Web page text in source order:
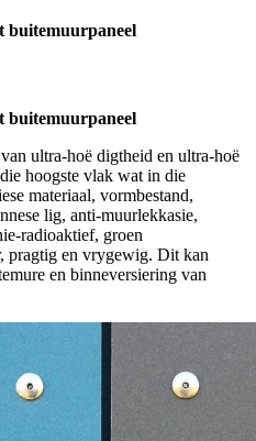
buitemuurpaneel
buitemuurpaneel
ultra-hoë digtheid en ultra-hoë
hoogste vlak wat in die
materiaal, vormbestand,
lig, anti-muurlekkasie,
radioaktief, groen
pragtig en vrygewig. Dit kan
en binneversiering van